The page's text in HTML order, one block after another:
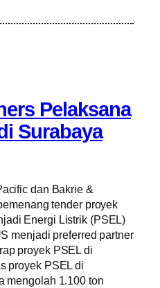
Pelaksana
Surabaya
dan Bakrie &
tender proyek
Energi Listrik (PSEL)
menjadi preferred partner
proyek PSEL di
proyek PSEL di
mengolah 1.100 ton